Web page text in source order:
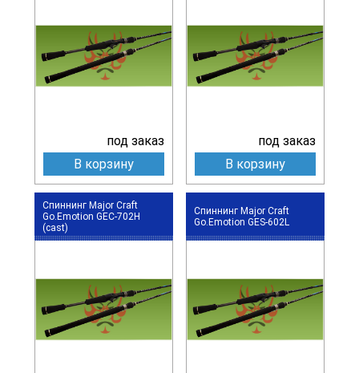
под заказ
В корзину
под заказ
В корзину
Спиннинг Major Craft
Go.Emotion GEC-702H
(cast)
Спиннинг Major Craft
Go.Emotion GES-602L